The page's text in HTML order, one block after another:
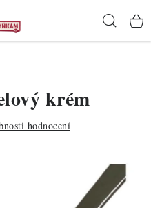
krém
hodnocení